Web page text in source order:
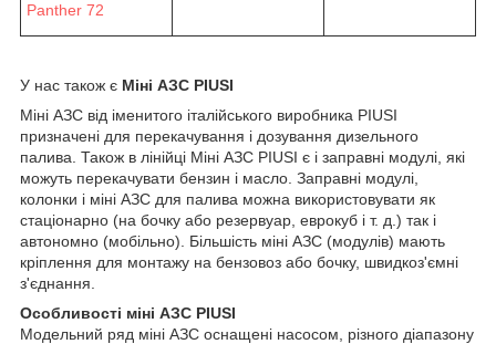
Panther 72
У нас також є Міні АЗС PIUSI
Міні АЗС від іменитого італійського виробника PIUSI
призначені для перекачування і дозування дизельного
палива. Також в лінійці Міні АЗС PIUSI є і заправні модулі, які
можуть перекачувати бензин і масло. Заправні модулі,
колонки і міні АЗС для палива можна використовувати як
стаціонарно (на бочку або резервуар, еврокуб і т. д.) так і
автономно (мобільно). Більшість міні АЗС (модулів) мають
кріплення для монтажу на бензовоз або бочку, швидкоз'ємні
з'єднання.
Особливості міні АЗС PIUSI
Модельний ряд міні АЗС оснащені насосом, різного діапазону